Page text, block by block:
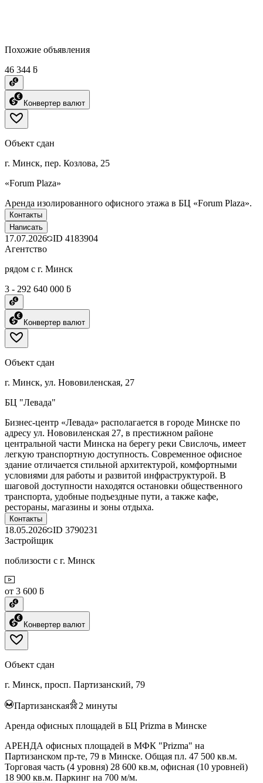
Похожие объявления
46 344 ƃ
Конвертер валют
Объект сдан
г. Минск, пер. Козлова, 25
«Forum Plaza»
Аренда изолированного офисного этажа в БЦ «Forum Plaza».
Контакты
Написать
17.07.2026 ID 4183904
Агентство
рядом с г. Минск
3 - 292 640 000 ƃ
Конвертер валют
Объект сдан
г. Минск, ул. Нововиленская, 27
БЦ "Левада"
Бизнес-центр «Левада» располагается в городе Минске по
адресу ул. Нововиленская 27, в престижном районе
центральной части Минска на берегу реки Свислочь, имеет
легкую транспортную доступность. Современное офисное
здание отличается стильной архитектурой, комфортными
условиями для работы и развитой инфраструктурой. В
шаговой доступности находятся остановки общественного
транспорта, удобные подъездные пути, а также кафе,
рестораны, магазины и зоны отдыха.
Контакты
18.05.2026 ID 3790231
Застройщик
поблизости с г. Минск
от 3 600 ƃ
Конвертер валют
Объект сдан
г. Минск, просп. Партизанский, 79
Партизанская 2 минуты
Аренда офисных площадей в БЦ Prizma в Минске
АРЕНДА офисных площадей в МФК "Prizma" на
Партизанском пр-те, 79 в Минске. Общая пл. 47 500 кв.м.
Торговая часть (4 уровня) 28 600 кв.м, офисная (10 уровней)
18 900 кв.м. Паркинг на 700 м/м.